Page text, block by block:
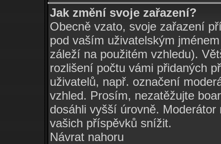
Jak změní svoje zařazení?
Obecně vzato, svoje zařazení
pod vaším uživatelským
záleží na použitém vzhledu).
rozlišení počtu vámi přidaných
uživatelů, např. označení
vzhled. Prosím, nezatěžujte
dosáhli vyšší úrovně.
vašich příspěvků snížit.
Návrat nahoru